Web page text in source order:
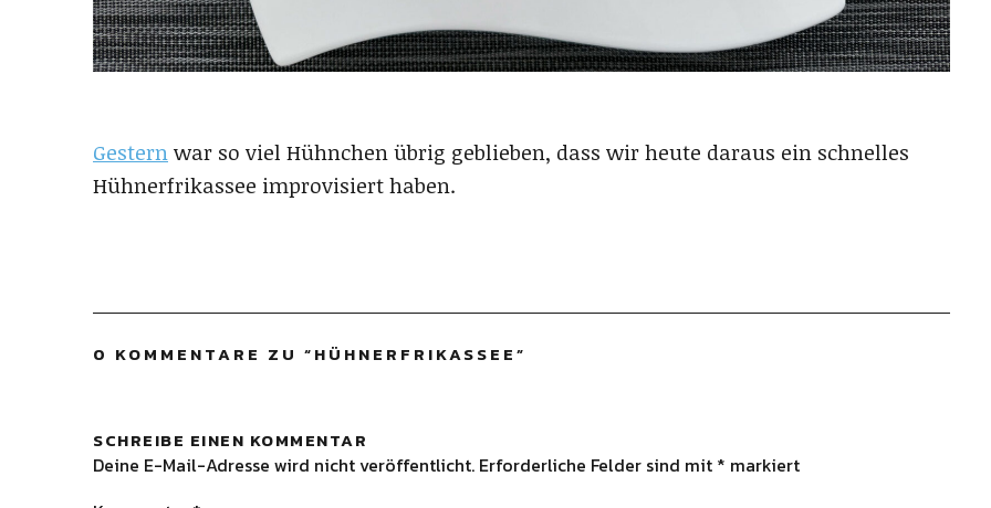
Gesternwar so viel Hühnchen übrig geblieben, dass wir heute daraus ein schnelles
Hühnerfrikassee improvisiert haben.
0 KOMMENTARE ZU “HÜHNERFRIKASSEE”
SCHREIBE EINEN KOMMENTAR
Deine E-Mail-Adresse wird nicht veröffentlicht. Erforderliche Felder sind mit * markiert